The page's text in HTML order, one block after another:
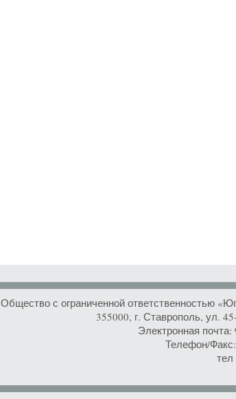
Общество с ограниченной ответственностью
355000, г. Ставрополь, ул.
Электронная почта:
Телефон/
тел